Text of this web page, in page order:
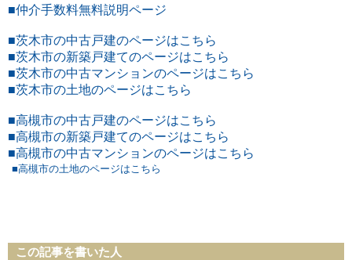
■仲介手数料無料説明ページ
■茨木市の中古戸建のページはこちら
■茨木市の新築戸建てのページはこちら
■茨木市の中古マンションのページはこちら
■茨木市の土地のページはこちら
■高槻市の中古戸建のページはこちら
■高槻市の新築戸建てのページはこちら
■高槻市の中古マンションのページはこちら
■高槻市の土地のページはこちら
この記事を書いた人